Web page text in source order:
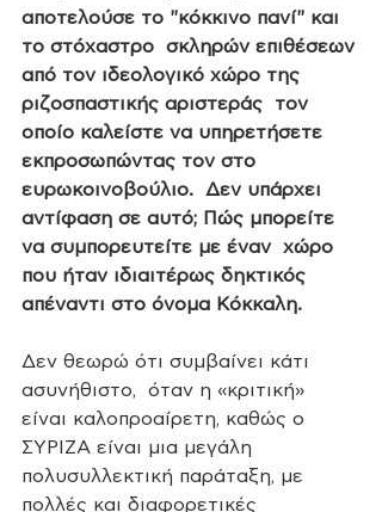
αποτελούσε το "κόκκινο πανί" και
το στόχαστρο  σκληρών επιθέσεων
από τον ιδεολογικό χώρο της
ριζοσπαστικής αριστεράς  τον
οποίο καλείστε να υπηρετήσετε
εκπροσωπώντας τον στο
ευρωκοινοβούλιο.  Δεν υπάρχει
αντίφαση σε αυτό; Πώς μπορείτε
να συμπορευτείτε με έναν  χώρο
που ήταν ιδιαιτέρως δηκτικός
απέναντι στο όνομα Κόκκαλη.
Δεν θεωρώ ότι συμβαίνει κάτι
ασυνήθιστο,  όταν η «κριτική»
είναι καλοπροαίρετη, καθώς ο
ΣΥΡΙΖΑ είναι μια μεγάλη
πολυσυλλεκτική παράταξη, με
πολλές και διαφορετικές